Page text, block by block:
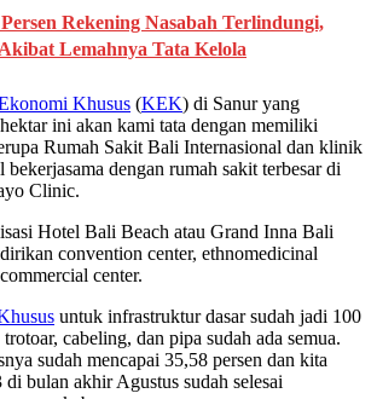
Rekening Nasabah Terlindungi,
Lemahnya Tata Kelola
Khusus (KEK) di Sanur yang
ini akan kami tata dengan memiliki
Rumah Sakit Bali Internasional dan klinik
bekerjasama dengan rumah sakit terbesar di
Clinic.
Hotel Bali Beach atau Grand Inna Bali
convention center, ethnomedicinal
center.
untuk infrastruktur dasar sudah jadi 100
cabeling, dan pipa sudah ada semua.
sudah mencapai 35,58 persen dan kita
di bulan akhir Agustus sudah selesai